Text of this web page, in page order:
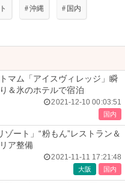
#沖縄 # 国内
マム「アイスヴィレッジ」瞬
＆氷のホテルで宿泊
2021-12-10 00:03:51
国内
ゾート」“粉もん”レストラン＆
ア整備
2021-11-11 17:21:48
大阪 国内